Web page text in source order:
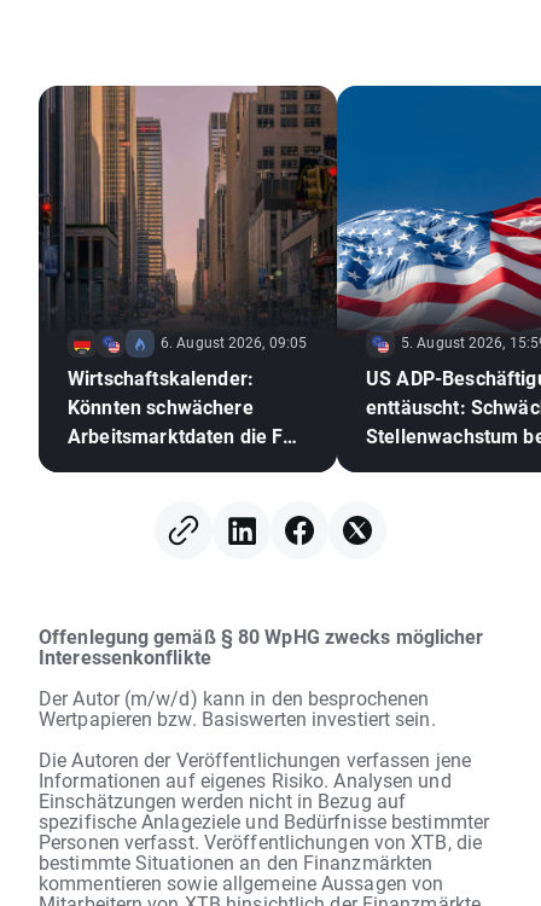
6. August 2026, 09:05
Wirtschaftskalender:
Könnten schwächere
Arbeitsmarktdaten die Fed
5. August 2026,
US ADP-
enttäuscht:
Stellenwachstum
Offenlegung gemäß § 80 WpHG zwecks möglicher
Interessenkonflikte
Der Autor (m/w/d) kann in den besprochenen
Wertpapieren bzw. Basiswerten investiert sein.
Die Autoren der Veröffentlichungen verfassen jene
Informationen auf eigenes Risiko. Analysen und
Einschätzungen werden nicht in Bezug auf
spezifische Anlageziele und Bedürfnisse bestimmter
Personen verfasst. Veröffentlichungen von XTB, die
bestimmte Situationen an den Finanzmärkten
kommentieren sowie allgemeine Aussagen von